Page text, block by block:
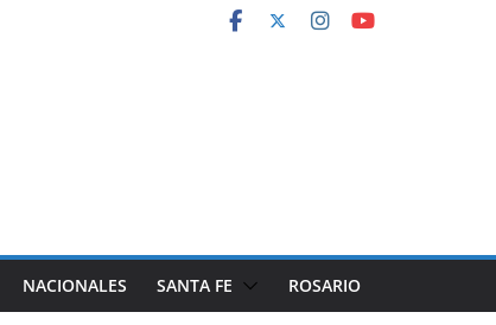
NACIONALES SANTA FE ROSARIO